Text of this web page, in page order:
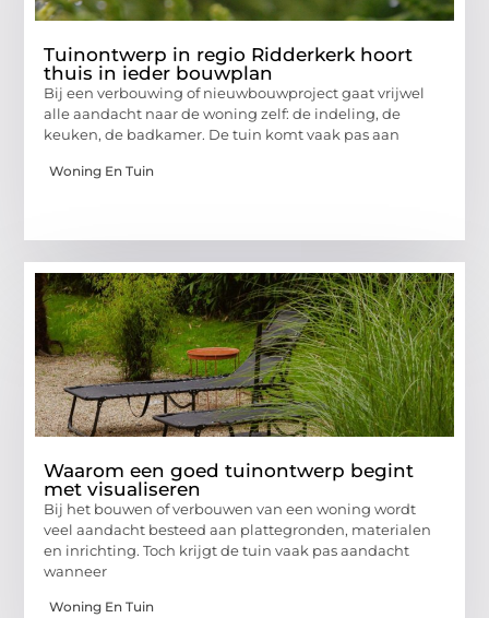
Tuinontwerp in regio Ridderkerk hoort
thuis in ieder bouwplan
Bij een verbouwing of nieuwbouwproject gaat vrijwel
alle aandacht naar de woning zelf: de indeling, de
keuken, de badkamer. De tuin komt vaak pas aan
Woning En Tuin
Waarom een goed tuinontwerp begint
met visualiseren
Bij het bouwen of verbouwen van een woning wordt
veel aandacht besteed aan plattegronden, materialen
en inrichting. Toch krijgt de tuin vaak pas aandacht
wanneer
Woning En Tuin